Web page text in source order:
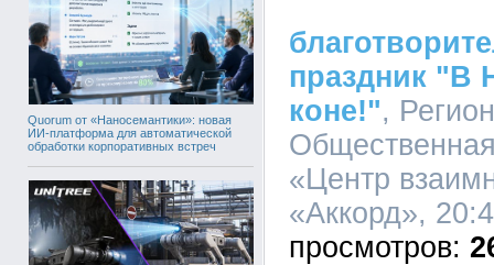
Quorum от «Наносемантики»: новая
ИИ-платформа для автоматической
обработки корпоративных встреч
праздник "В
коне!",
«Центр
«Аккорд»,